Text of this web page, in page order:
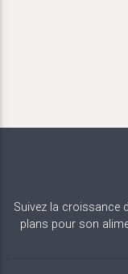
Suivez la croissance
plans pour son